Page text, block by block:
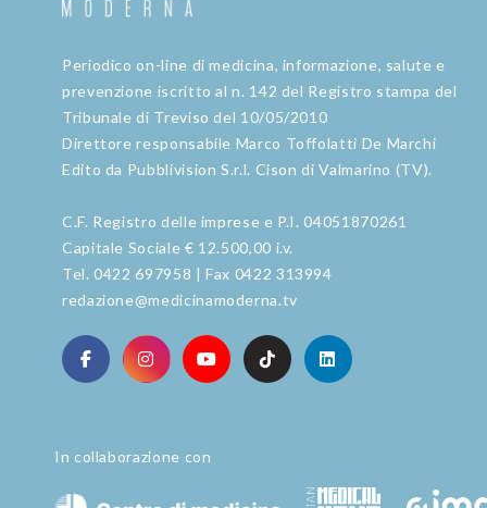
Periodico on-line di medicina, informazione, salute e
prevenzione iscritto al n. 142 del Registro stampa del
Tribunale di Treviso del 10/05/2010
Direttore responsabile Marco Toffolatti De Marchi
Edito da Pubblivision S.r.l. Cison di Valmarino (TV).
C.F. Registro delle imprese e P.I. 04051870261
Capitale Sociale € 12.500,00 i.v.
Tel. 0422 697958 | Fax 0422 313994
redazione@medicinamoderna.tv
In collaborazione con